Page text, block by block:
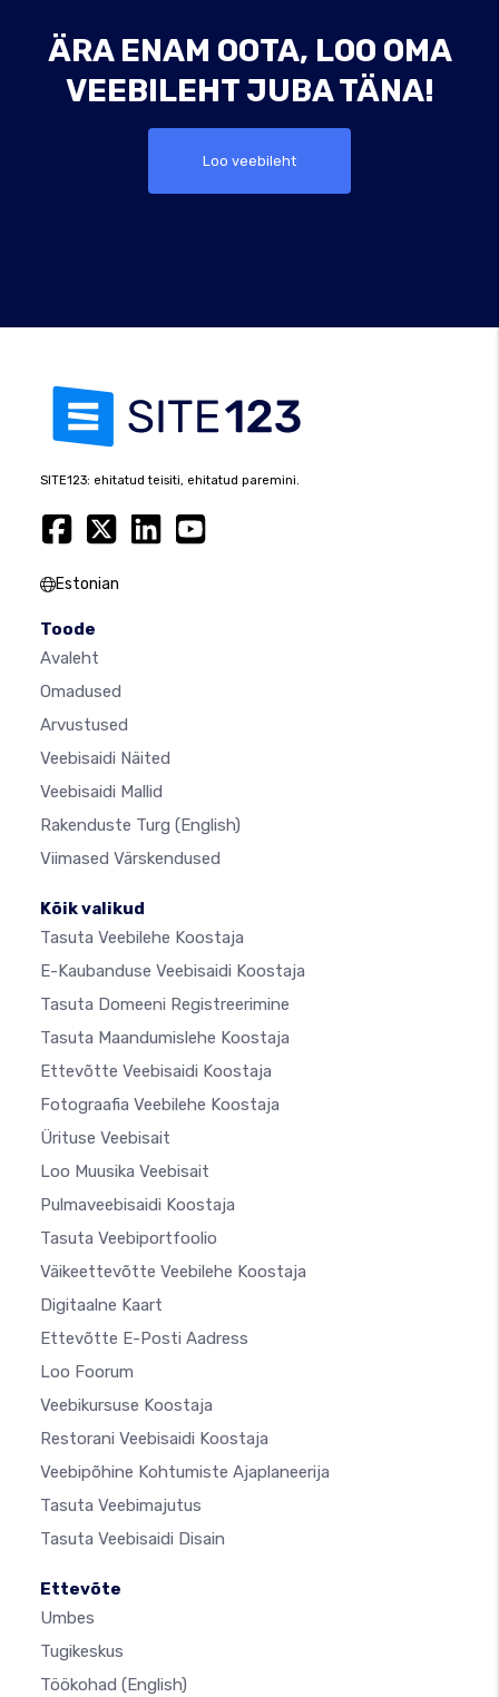
ÄRA ENAM OOTA, LOO OMA
VEEBILEHT JUBA TÄNA!
Loo veebileht
SITE123: ehitatud teisiti, ehitatud paremini.
Estonian
Toode
Avaleht
Omadused
Arvustused
Veebisaidi Näited
Veebisaidi Mallid
Rakenduste Turg (English)
Viimased Värskendused
Kõik valikud
Tasuta Veebilehe Koostaja
E-Kaubanduse Veebisaidi Koostaja
Tasuta Domeeni Registreerimine
Tasuta Maandumislehe Koostaja
Ettevõtte Veebisaidi Koostaja
Fotograafia Veebilehe Koostaja
Ürituse Veebisait
Loo Muusika Veebisait
Pulmaveebisaidi Koostaja
Tasuta Veebiportfoolio
Väikeettevõtte Veebilehe Koostaja
Digitaalne Kaart
Ettevõtte E-Posti Aadress
Loo Foorum
Veebikursuse Koostaja
Restorani Veebisaidi Koostaja
Veebipõhine Kohtumiste Ajaplaneerija
Tasuta Veebimajutus
Tasuta Veebisaidi Disain
Ettevõte
Umbes
Tugikeskus
Töökohad (English)